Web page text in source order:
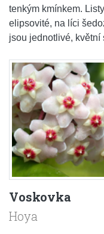
tenkým kmínkem.
elipsovité, na líci
jsou jednotlivé, květní
Voskovka
Hoya